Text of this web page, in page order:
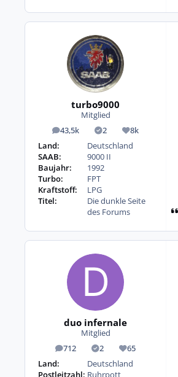
turbo9000
Mitglied
43,5k
Beiträge 2
Lösungen
8k
Reputation
Land:
Deutschland
SAAB:
9000 II
Baujahr:
1992
Turbo:
FPT
Kraftstoff:
LPG
Titel:
Die dunkle Seite
des Forums
duo infernale
Mitglied
712
Beiträge 2
Lösungen
65
Reputation
Land:
Deutschland
Postleitzahl: Ruhrpott